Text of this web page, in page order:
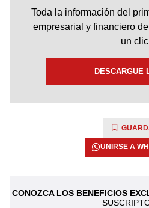
Toda la información del
empresarial y financiero
un clic
DESCARGUE
UNIRSE A
CONOZCA LOS BENEFICIOS